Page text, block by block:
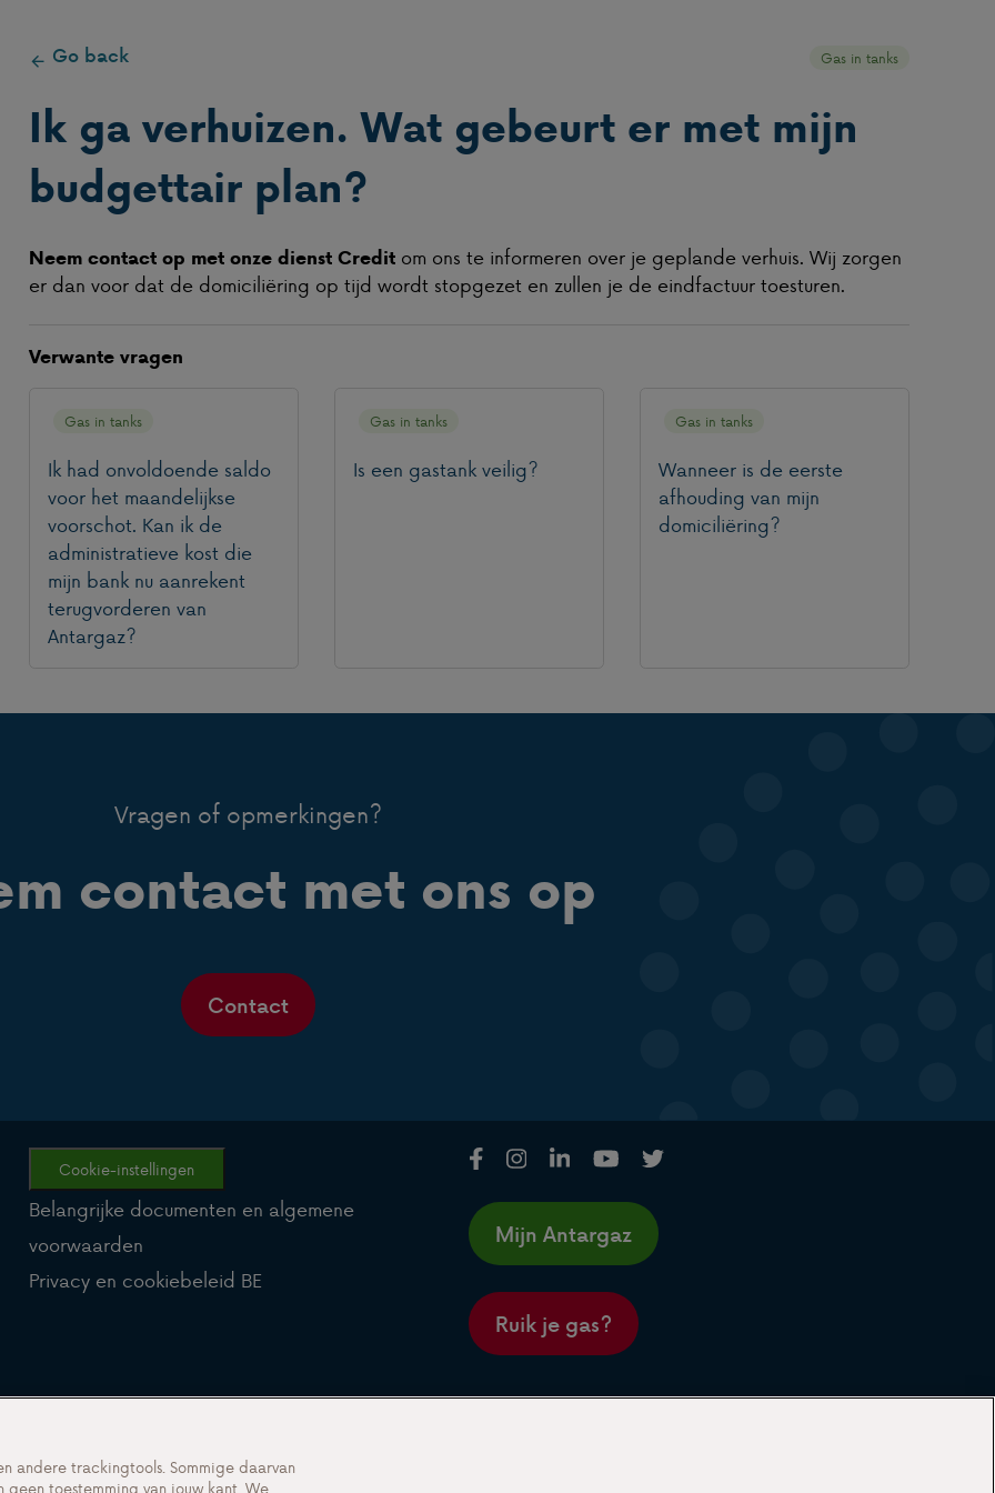
Go back Gas in tanks
Ik ga verhuizen. Wat gebeurt er met mijn
budgettair plan?
Neem contact op met onze dienst Creditom ons te informeren over je geplande verhuis. Wij zorgen
er dan voor dat de domiciliëring op tijd wordt stopgezet en zullen je de eindfactuur toesturen.
Verwante vragen
Ik had onvoldoende saldo
voor het maandelijkse
voorschot. Kan ik de
administratieve kost die
mijn bank nu aanrekent
terugvorderen van
Antargaz?
Gas in tanks
Is een gastank veilig?
Gas in tanks
Wanneer is de eerste
afhouding van mijn
domiciliëring?
Gas in tanks
Vragen of opmerkingen?
contact met ons op
Contact
Cookie-instellingen
Belangrijke documenten en algemene
voorwaarden
Privacy en cookiebeleid BE
Mijn Antargaz
Ruik je gas?
andere trackingtools. Sommige daarvan
toestemming van jouw kant. We